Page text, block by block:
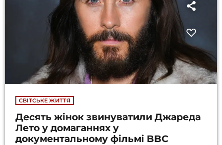
СВІТСЬКЕ ЖИТТЯ
Десять жінок звинуватили Джареда
Лето у домаганнях у
документальному фільмі BBC